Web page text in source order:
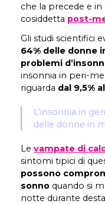
che la precede e in
cosiddetta post-
Gli studi scientifici
64% delle donne
problemi
insonnia in peri-
riguarda dal 9,5%
L’insonnia in
delle donne in
Le vampate di
sintomi tipici di
possono
sonno quando si
notte durante